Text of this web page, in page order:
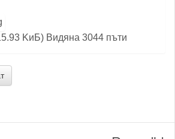
KиБ) Видяна 3044 пъти